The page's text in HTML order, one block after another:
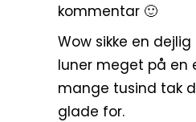
kommentar 🙂
Wow sikke en
luner meget på en
mange tusind tak
glade for.